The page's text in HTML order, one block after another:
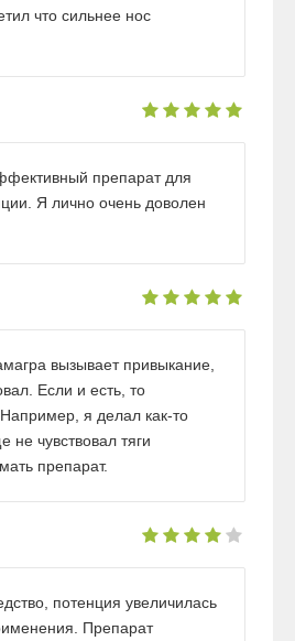
что сильнее нос
препарат для
Я лично очень доволен
вызывает привыкание,
Если и есть, то
я делал как-то
не чувствовал тяги
препарат.
потенция увеличилась
Препарат